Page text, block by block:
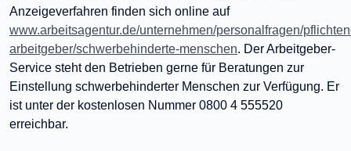
Anzeigeverfahren finden sich online auf
www.arbeitsagentur.de/unternehmen/personalfragen/
arbeitgeber/schwerbehinderte-menschen. Der Arbeitgeber-
Service steht den Betrieben gerne für Beratungen zur
Einstellung schwerbehinderter Menschen zur Verfügung. Er
ist unter der kostenlosen Nummer 0800 4 555520
erreichbar.